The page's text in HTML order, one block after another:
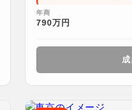
年商
790万円